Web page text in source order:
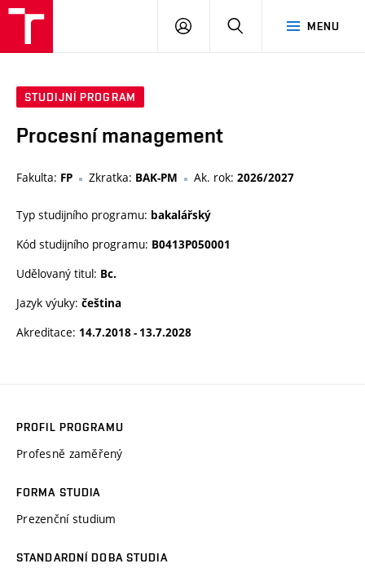
MENU
PŘIHLÁSIT
STUDIJNÍ PROGRAM
Procesní management
Fakulta: FP Zkratka: BAK-PM Ak. rok: 2026/2027
Typ studijního programu: bakalářský
Kód studijního programu: B0413P050001
Udělovaný titul: Bc.
Jazyk výuky: čeština
Akreditace: 14.7.2018 - 13.7.2028
PROFIL PROGRAMU
Profesně zaměřený
FORMA STUDIA
Prezenční studium
STANDARDNÍ DOBA STUDIA